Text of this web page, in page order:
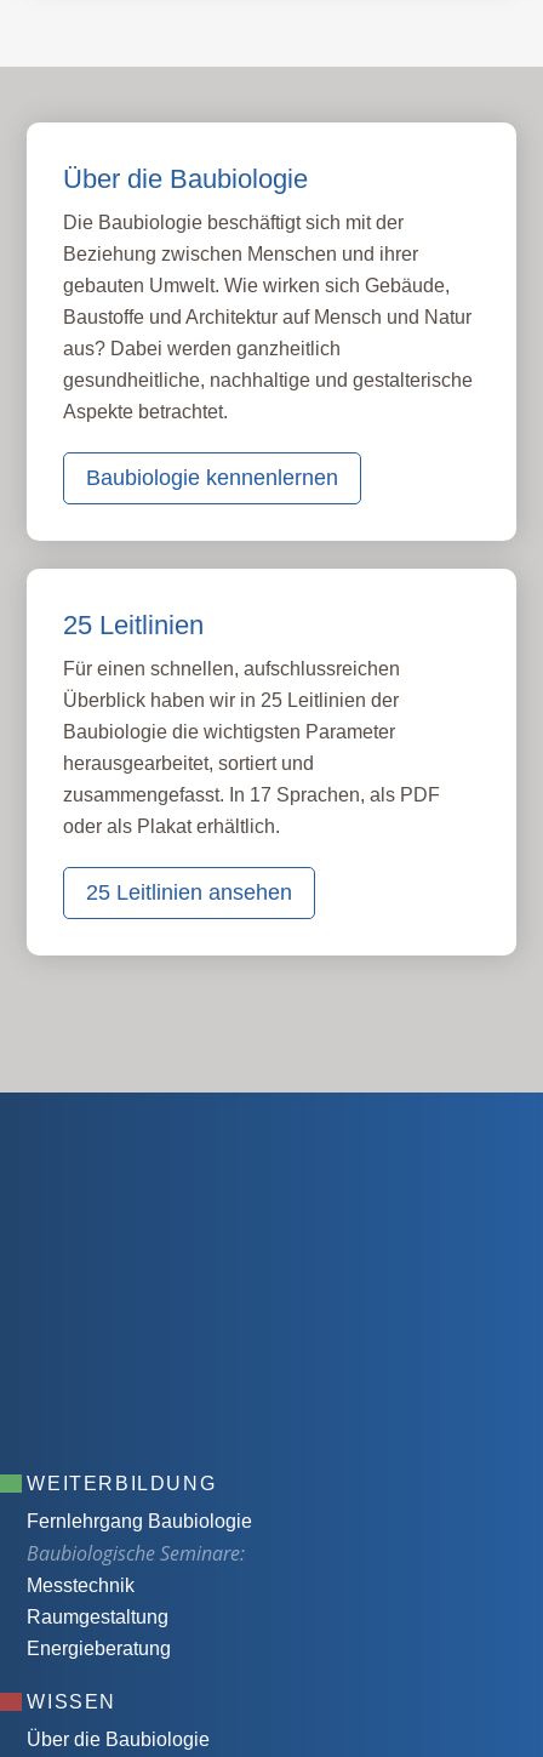
Über die Baubiologie
Die Baubiologie beschäftigt sich mit der
Beziehung zwischen Menschen und ihrer
gebauten Umwelt. Wie wirken sich Gebäude,
Baustoffe und Architektur auf Mensch und Natur
aus? Dabei werden ganzheitlich
gesundheitliche, nachhaltige und gestalterische
Aspekte betrachtet.
Baubiologie kennenlernen
25 Leitlinien
Für einen schnellen, aufschlussreichen
Überblick haben wir in 25 Leitlinien der
Baubiologie die wichtigsten Parameter
herausgearbeitet, sortiert und
zusammengefasst. In 17 Sprachen, als PDF
oder als Plakat erhältlich.
25 Leitlinien ansehen
WEITERBILDUNG
Fernlehrgang Baubiologie
Baubiologische Seminare:
Messtechnik
Raumgestaltung
Energieberatung
WISSEN
Über die Baubiologie